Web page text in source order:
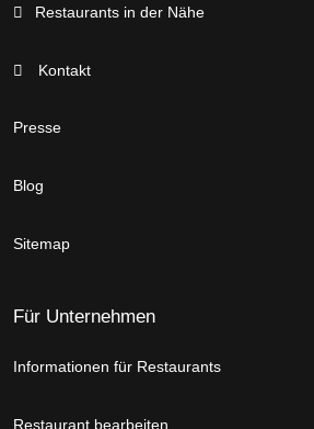
Restaurants in der Nähe
Kontakt
Presse
Blog
Sitemap
Für Unternehmen
Informationen für Restaurants
Restaurant bearbeiten